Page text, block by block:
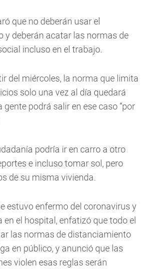
que no deberán usar el
y deberán acatar las normas de
incluso en el trabajo.
del miércoles, la norma que limita
solo una vez al día quedará
gente podrá salir en ese caso “por
podría ir en carro a otro
e incluso tomar sol, pero
de su misma vivienda.
estuvo enfermo del coronavirus y
en el hospital, enfatizó que todo el
las normas de distanciamiento
en público, y anunció que las
violen esas reglas serán